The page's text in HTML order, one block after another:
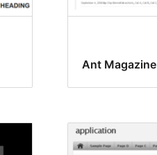
Ant Magazine